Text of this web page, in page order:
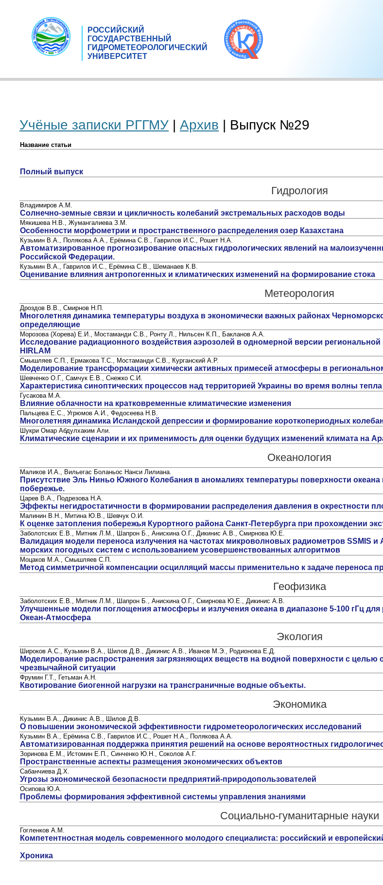
РОССИЙСКИЙ
ГОСУДАРСТВЕННЫЙ
ГИДРОМЕТЕОРОЛОГИЧЕСКИЙ
УНИВЕРСИТЕТ
Учёные записки РГГМУ | Архив | Выпуск №29
Название статьи
Полный выпуск
Гидрология
Владимиров А.М.
Солнечно-земные связи и цикличность колебаний экстремальных расходов воды
Мякишева Н.В., Жумангалиева З.М.
Особенности морфометрии и пространственного распределения озер Казахстана
Кузьмин В.А., Полякова А.А., Ерёмина С.В., Гаврилов И.С., Рошет Н.А.
Автоматизированное прогнозирование опасных гидрологических явлений на
Российской Федерации.
Кузьмин В.А., Гаврилов И.С., Ерёмина С.В., Шеманаев К.В.
Оценивание влияния антропогенных и климатических изменений на формирование стока
Метеорология
Дроздов В.В., Смирнов Н.П.
Многолетняя динамика температуры воздуха в экономически важных районах
определяющие
Морозова (Хорева) Е.И., Мостаманди С.В., Ронту Л., Нильсен К.П., Бакланов А.А.
Исследование радиационного воздействия аэрозолей в одномерной версии
HIRLAM
Смышляев С.П., Ермакова Т.С., Мостаманди С.В., Курганский А.Р.
Моделирование трансформации химически активных примесей атмосферы в
Шевченко О.Г., Самчук Е.В., Снежко С.И.
Характеристика синоптических процессов над территорией Украины во время волны тепла
Гусакова М.А.
Влияние облачности на кратковременные климатические изменения
Пальцева Е.С., Угрюмов А.И., Федосеева Н.В.
Многолетняя динамика Исландской депрессии и формирование короткопериодных
Шукри Омар Абдулхаким Али.
Климатические сценарии и их применимость для оценки будущих изменений климата на
Океанология
Маликов И.А., Вильегас Боланьос Нанси Лилиана.
Присутствие Эль Ниньо Южного Колебания в аномалиях температуры поверхности
побережье.
Царев В.А., Подрезова Н.А.
Эффекты негидростатичности в формировании распределения давления в окрестности
Малинин В.Н., Митина Ю.В., Шевчук О.И.
К оценке затопления побережья Курортного района Санкт-Петербурга при прохождении
Заболотских Е.В., Митник Л.М., Шапрон Б., Анискина О.Г., Дикинис А.В., Смирнова Ю.Е.
Валидация модели переноса излучения на частотах микроволновых радиометров SSMIS и
морских погодных систем с использованием усовершенствованных алгоритмов
Моцаков М.А., Смышляев С.П.
Метод симметричной компенсации осцилляций массы применительно к задаче переноса
Геофизика
Заболотских Е.В., Митник Л.М., Шапрон Б., Анискина О.Г., Смирнова Ю.Е., Дикинис А.В.
Улучшенные модели поглощения атмосферы и излучения океана в диапазоне 5-100 гГц
Океан-Атмосфера
Экология
Широков А.С., Кузьмин В.А., Шилов Д.В., Дикинис А.В., Иванов М.Э., Родионова Е.Д.
Моделирование распространения загрязняющих веществ на водной поверхности с целью
чрезвычайной ситуации
Фрумин Г.Т., Гетьман А.Н.
Квотирование биогенной нагрузки на трансграничные водные объекты.
Экономика
Кузьмин В.А., Дикинис А.В., Шилов Д.В.
О повышении экономической эффективности гидрометеорологических исследований
Кузьмин В.А., Ерёмина С.В., Гаврилов И.С., Рошет Н.А., Полякова А.А.
Автоматизированная поддержка принятия решений на основе вероятностных
Зоринова Е.М., Истомин Е.П., Синченко Ю.Н., Соколов А.Г.
Пространственные аспекты размещения экономических объектов
Сабанчиева Д.Х.
Угрозы экономической безопасности предприятий-природопользователей
Осипова Ю.А.
Проблемы формирования эффективной системы управления знаниями
Социально-гуманитарные науки
Гогленков А.М.
Компетентностная модель современного молодого специалиста: российский и
Хроника